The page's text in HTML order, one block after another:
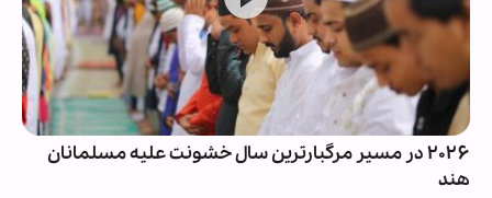
۲۰۲۶ در مسیر مرگبارترین سال خشونت علیه مسلمانان
هند